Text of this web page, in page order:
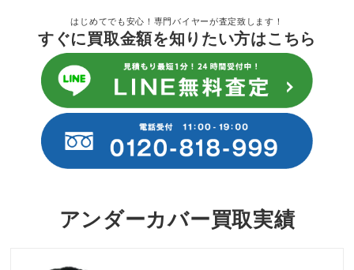
はじめてでも安心！専門バイヤーが査定致します！
すぐに買取金額を知りたい方はこちら
アンダーカバー買取実績